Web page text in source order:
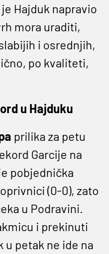
Hajduk napravio
mora uraditi,
i osrednjih,
po kvaliteti,
u Hajduku
prilika za petu
Garcije na
pobjednička
(0-0), zato
u Podravini.
i prekinuti
petak ne ide na